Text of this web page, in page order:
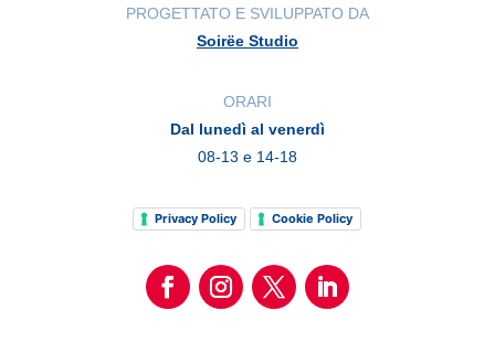
PROGETTATO E SVILUPPATO DA
Soirëe Studio
ORARI
Dal lunedì al venerdì
08-13 e 14-18
Privacy Policy Cookie Policy